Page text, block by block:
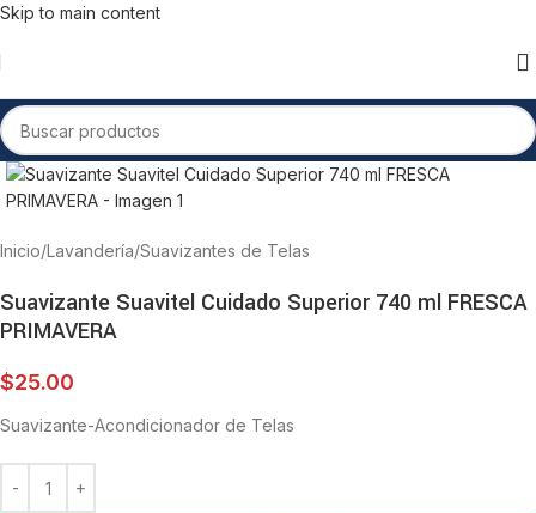
Skip to main content
Inicio/Lavandería/Suavizantes de Telas
Suavizante Suavitel Cuidado Superior 740 ml FRESCA
PRIMAVERA
$25.00
Suavizante-Acondicionador de Telas